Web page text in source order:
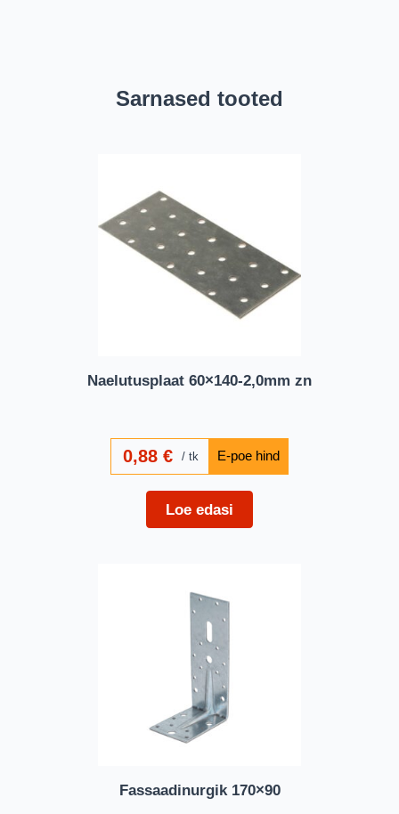
Sarnased tooted
Naelutusplaat 60×140-2,0mm zn
0,88€ tk
Loe edasi
Fassaadinurgik 170×90